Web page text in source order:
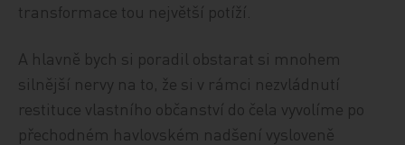
transformace tou největší potíží.
A hlavně bych si poradil obstarat si mnohem
silnější nervy na to, že si v rámci nezvládnutí
restituce vlastního občanství do čela vyvolíme po
přechodném havlovském nadšení vysloveně